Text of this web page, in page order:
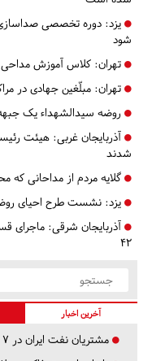
یزد: دوره تخصصی
شود
تهران: کلاس آموزش مداحی
تهران: مبلّغین جهادی در
روضه سیدالشهداء یک
آذربایجان غربی: هیئت
شدند
گلایه مردم از مداحانی که
یزد: نشست طرح احیای
آذربایجان شرقی: ماجرای
۴۲
آخرین اخبار
مشتریان نفت ایران در ۷ سال گذشته +فیلم